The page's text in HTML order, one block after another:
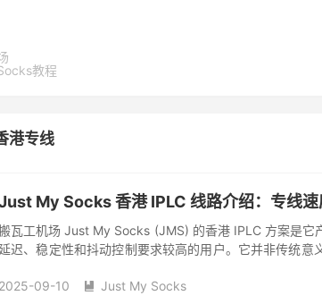
教程
港专线
My Socks 香港 IPLC 线路介绍：专线
瓦工机场 Just My Socks (JMS) 的香港 IPLC 方案是它
迟、稳定性和抖动控制要求较高的用户。它并非传统意
2025-09-10
 Just My Socks